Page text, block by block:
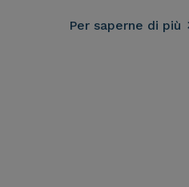
Per saperne di più